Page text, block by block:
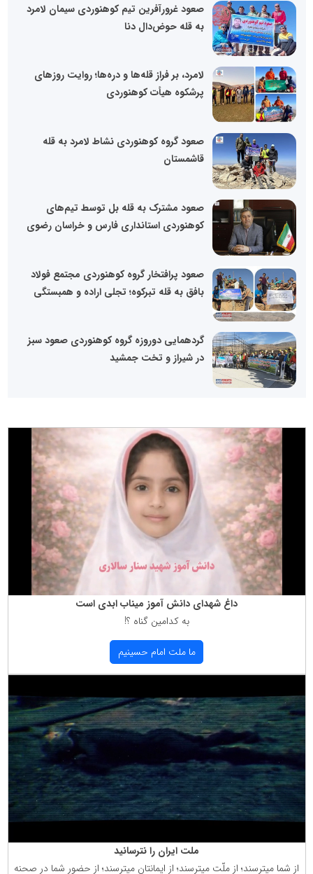
صعود غرورآفرین تیم کوهنوردی سیمان لامرد
به قله حوض‌دال دنا
لامرد، بر فراز قله‌ها و دره‌ها؛ روایت روزهای
پرشکوه هیأت کوهنوردی
صعود گروه کوهنوردی نشاط لامرد به قله
قاشمستان
صعود مشترک به قله بل توسط تیم‌های
کوهنوردی استانداری فارس و خراسان رضوی
صعود پرافتخار گروه کوهنوردی مجتمع فولاد
بافق به قله تبرکوه؛ تجلی اراده و همبستگی
گردهمایی دوروزه گروه کوهنوردی صعود سبز
در شیراز و تخت جمشید
داغ شهدای دانش آموز میناب ابدی است
به كدامین گناه ؟!
ما ملت امام حسینیم
ملت ایران را نترسانید
از شما میترسند؛ از ملّت میترسند؛ از ایمانتان میترسند؛ از حضور شما در صحنه